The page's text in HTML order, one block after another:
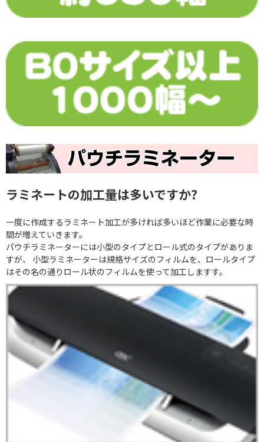
ラミネートの加工量は多いですか?
一度に作成するラミネート加工が多ければ多いほど作業に必要な時
間が増えていきます。
パウチラミネーターには小型のタイプとロール式のタイプがありま
すが、 小型ラミネーターは規格サイズのフィルムを、ロールタイプ
はその名の通りロール状のフィルムを使って加工しますす。